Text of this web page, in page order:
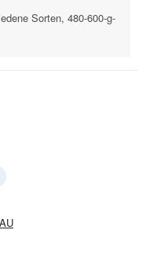
Sorten, 480-600-g-